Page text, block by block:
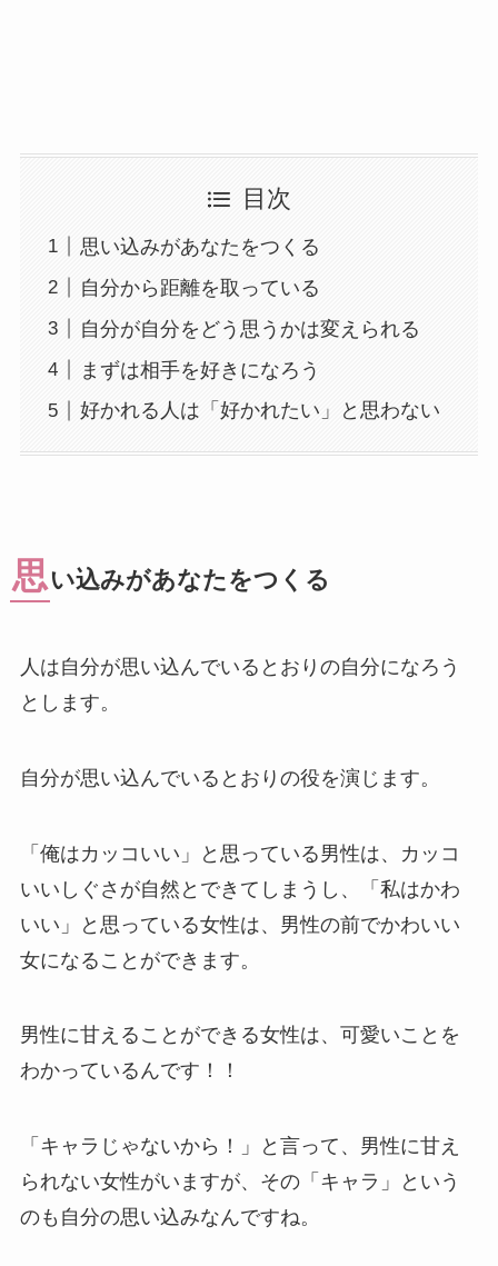
目次
思い込みがあなたをつくる
自分から距離を取っている
自分が自分をどう思うかは変えられる
まずは相手を好きになろう
好かれる人は「好かれたい」と思わない
思い込みがあなたをつくる
人は自分が思い込んでいるとおりの自分になろう
とします。
自分が思い込んでいるとおりの役を演じます。
「俺はカッコいい」と思っている男性は、カッコ
いいしぐさが自然とできてしまうし、「私はかわ
いい」と思っている女性は、男性の前でかわいい
女になることができます。
男性に甘えることができる女性は、可愛いことを
わかっているんです！！
「キャラじゃないから！」と言って、男性に甘え
られない女性がいますが、その「キャラ」という
のも自分の思い込みなんですね。